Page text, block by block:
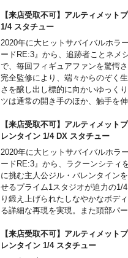
ブル電源や破壊された床から突き
てこちらのDX版にはネメシスの代
劣らずな存在感を放つ得物を持た
～ご注意事項～以下ご了承の上ご
■発売時期につきましては予定と
す。
■ご予約いただいた時点で、商品
（内金確認をもってご予約受付と
■残りの商品代金につきましては
■スマートフォンでご予約の場合は
■商品入荷のご案内後に通常どおり
■お客様都合による本商品の返品
【来店受取不可】アルティメット
1/4 スタチュー
2020年に大ヒットサバイバルホラ
ードRE:3』から、追跡者ことネメ
で、毎回フィギュアファンを驚愕
完全監修により、端々からのぞく
さを醸し出し標的に向かいゆっく
ツは通常の開き手のほか、触手を
ブル電源や破壊された床から突き
ム世界への没入感を感じられるス
～ご注意事項～以下ご了承の上ご
■発売時期につきましては予定と
す。
■ご予約いただいた時点で、商品
（内金確認をもってご予約受付と
■残りの商品代金につきましては
■スマートフォンでご予約の場合
■商品入荷のご案内後に通常どおり
■お客様都合による本商品の返品
【来店受取不可】アルティメット
レンタイン 1/4 DX スタチュー
2020年に大ヒットサバイバルホラ
ードRE:3』から、ラクーンシティ
に挑む主人公ジル・バレンタイン
せるプライム1スタジオが迫力の1/
り鍛え上げられたしなやかなボデ
る詳細な再現を実現。また頭部パ
オラマ風になっており、LED内蔵
の域を超える仕上がりのゾンビが
【来店受取不可】アルティメット
レンタイン 1/4 スタチュー